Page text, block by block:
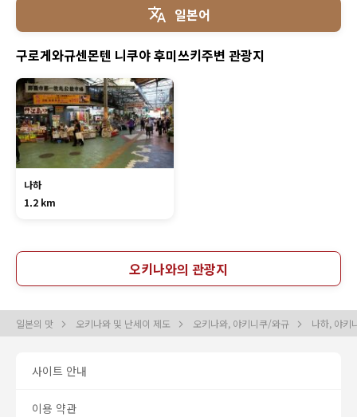
일본어
구로게와규센몬텐 니쿠야 후미쓰키주변 관광지
나하
1.2 km
오키나와의 관광지
일본의 맛 오키나와 및 난세이 제도 오키나와, 야키니쿠/와규 나하, 야키
사이트 안내
이용 약관